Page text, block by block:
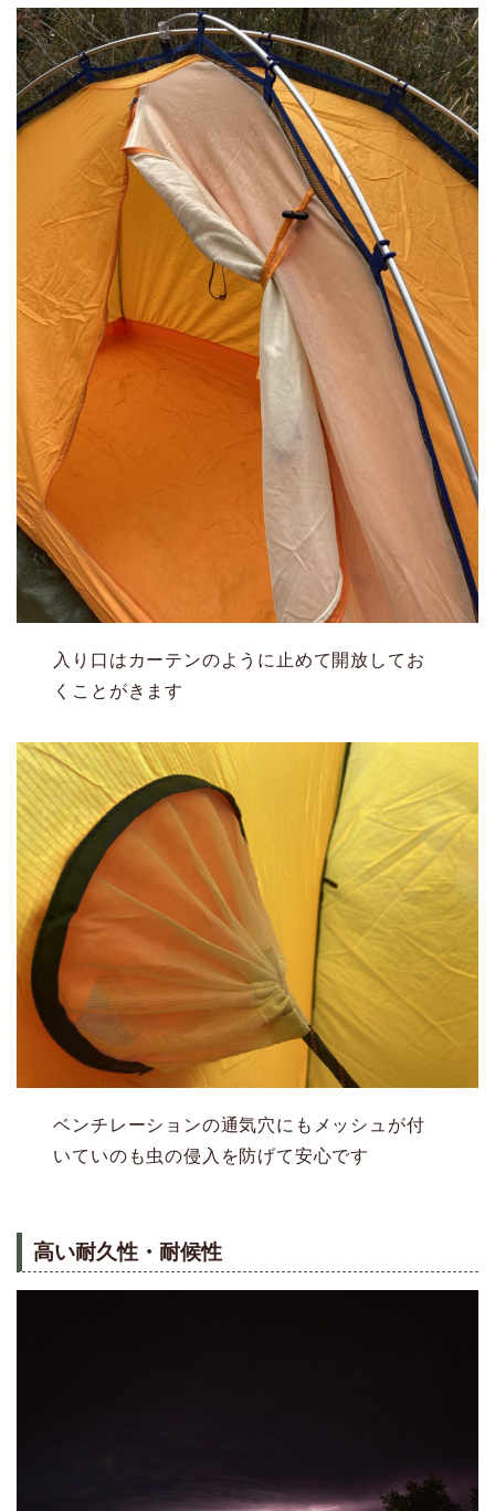
入り口はカーテンのように止めて開放してお
くことがきます
ベンチレーションの通気穴にもメッシュが付
いていのも虫の侵入を防げて安心です
高い耐久性・耐候性